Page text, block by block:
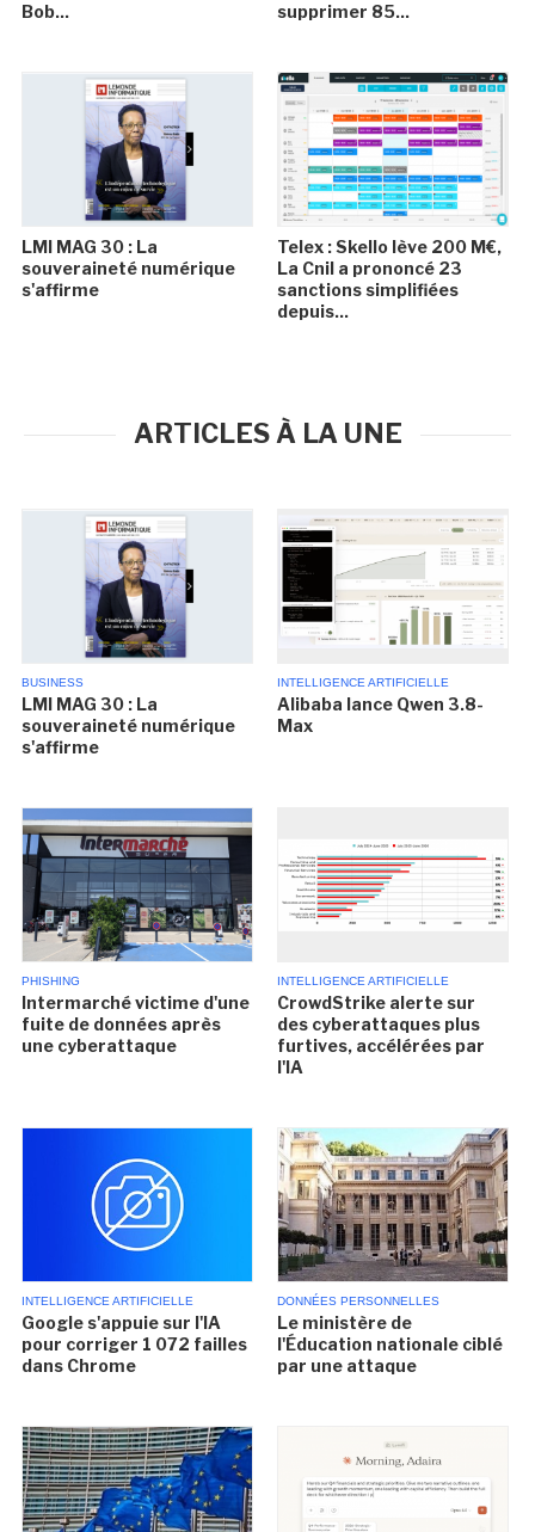
Bob... supprimer 85...
LMI MAG 30 : La
souveraineté numérique
s'affirme
Telex : Skello lève 200 M€,
La Cnil a prononcé 23
sanctions simplifiées
depuis...
ARTICLES À LA UNE
BUSINESS
LMI MAG 30 : La
souveraineté numérique
s'affirme
INTELLIGENCE ARTIFICIELLE
Alibaba lance Qwen 3.8-
Max
PHISHING
Intermarché victime d'une
fuite de données après
une cyberattaque
INTELLIGENCE ARTIFICIELLE
CrowdStrike alerte sur
des cyberattaques plus
furtives, accélérées par
l'IA
INTELLIGENCE ARTIFICIELLE
Google s'appuie sur l'IA
pour corriger 1 072 failles
dans Chrome
DONNÉES PERSONNELLES
Le ministère de
l'Éducation nationale ciblé
par une attaque